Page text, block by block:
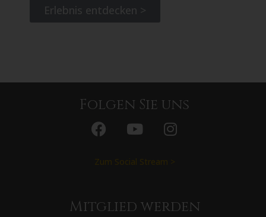
Erlebnis entdecken >
Folgen Sie uns
Zum Social Stream >
Mitglied werden